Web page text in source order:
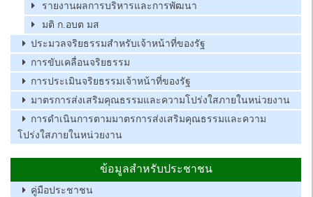
รายงานผลการบริหารและการพัฒนา
มติ ก.อบต มส
ประมวลจริยธรรมสำหรับเจ้าหน้าที่ของรัฐ
การขับเคลื่อนจริยธรรม
การประเมินจริยธรรมเจ้าหน้าที่ของรัฐ
มาตรการส่งเสริมคุณธรรมและความโปร่งใสภายในหน่วยงาน
การดำเนินการตามมาตรการส่งเสริมคุณธรรมและความ
โปร่งใสภายในหน่วยงาน
ข้อมูลสำหรับประชาชน
คู่มือประชาชน